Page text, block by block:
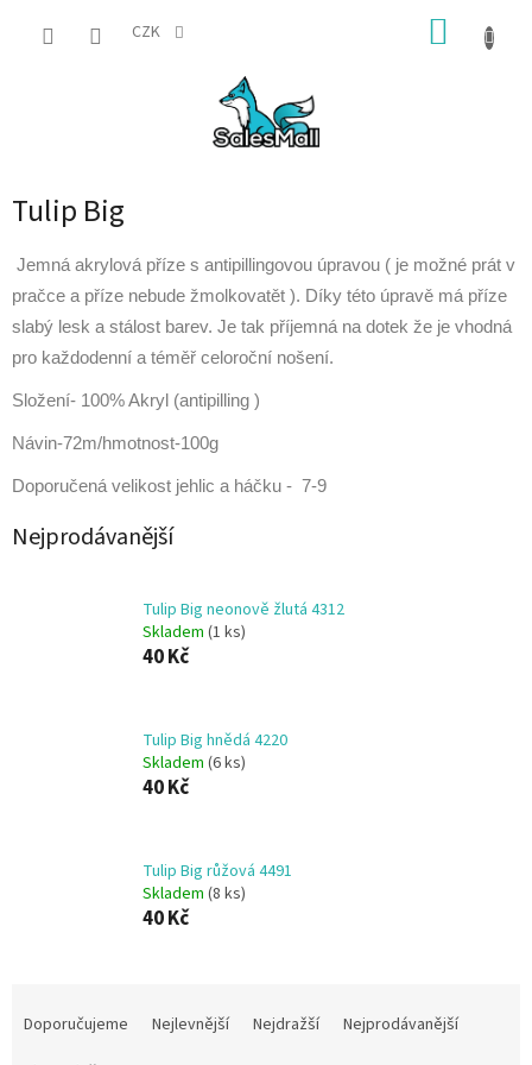
CZK
Tulip Big
Jemná akrylová příze s antipillingovou úpravou ( je možné prát v
pračce a příze nebude žmolkovatět ). Díky této úpravě má příze
slabý lesk a stálost barev. Je tak příjemná na dotek že je vhodná
pro každodenní a téměř celoroční nošení.
Složení- 100% Akryl (antipilling )
Návin-72m/hmotnost-100g
Doporučená velikost jehlic a háčku - 7-9
Nejprodávanější
Tulip Big neonově žlutá 4312
Skladem (1 ks)
40 Kč
Tulip Big hnědá 4220
Skladem (6 ks)
40 Kč
Tulip Big růžová 4491
Skladem (8 ks)
40 Kč
Doporučujeme Nejlevnější Nejdražší
Nejprodávanější